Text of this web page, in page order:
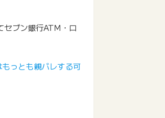
セブン銀行ATM・ロ
っとも親バレする可